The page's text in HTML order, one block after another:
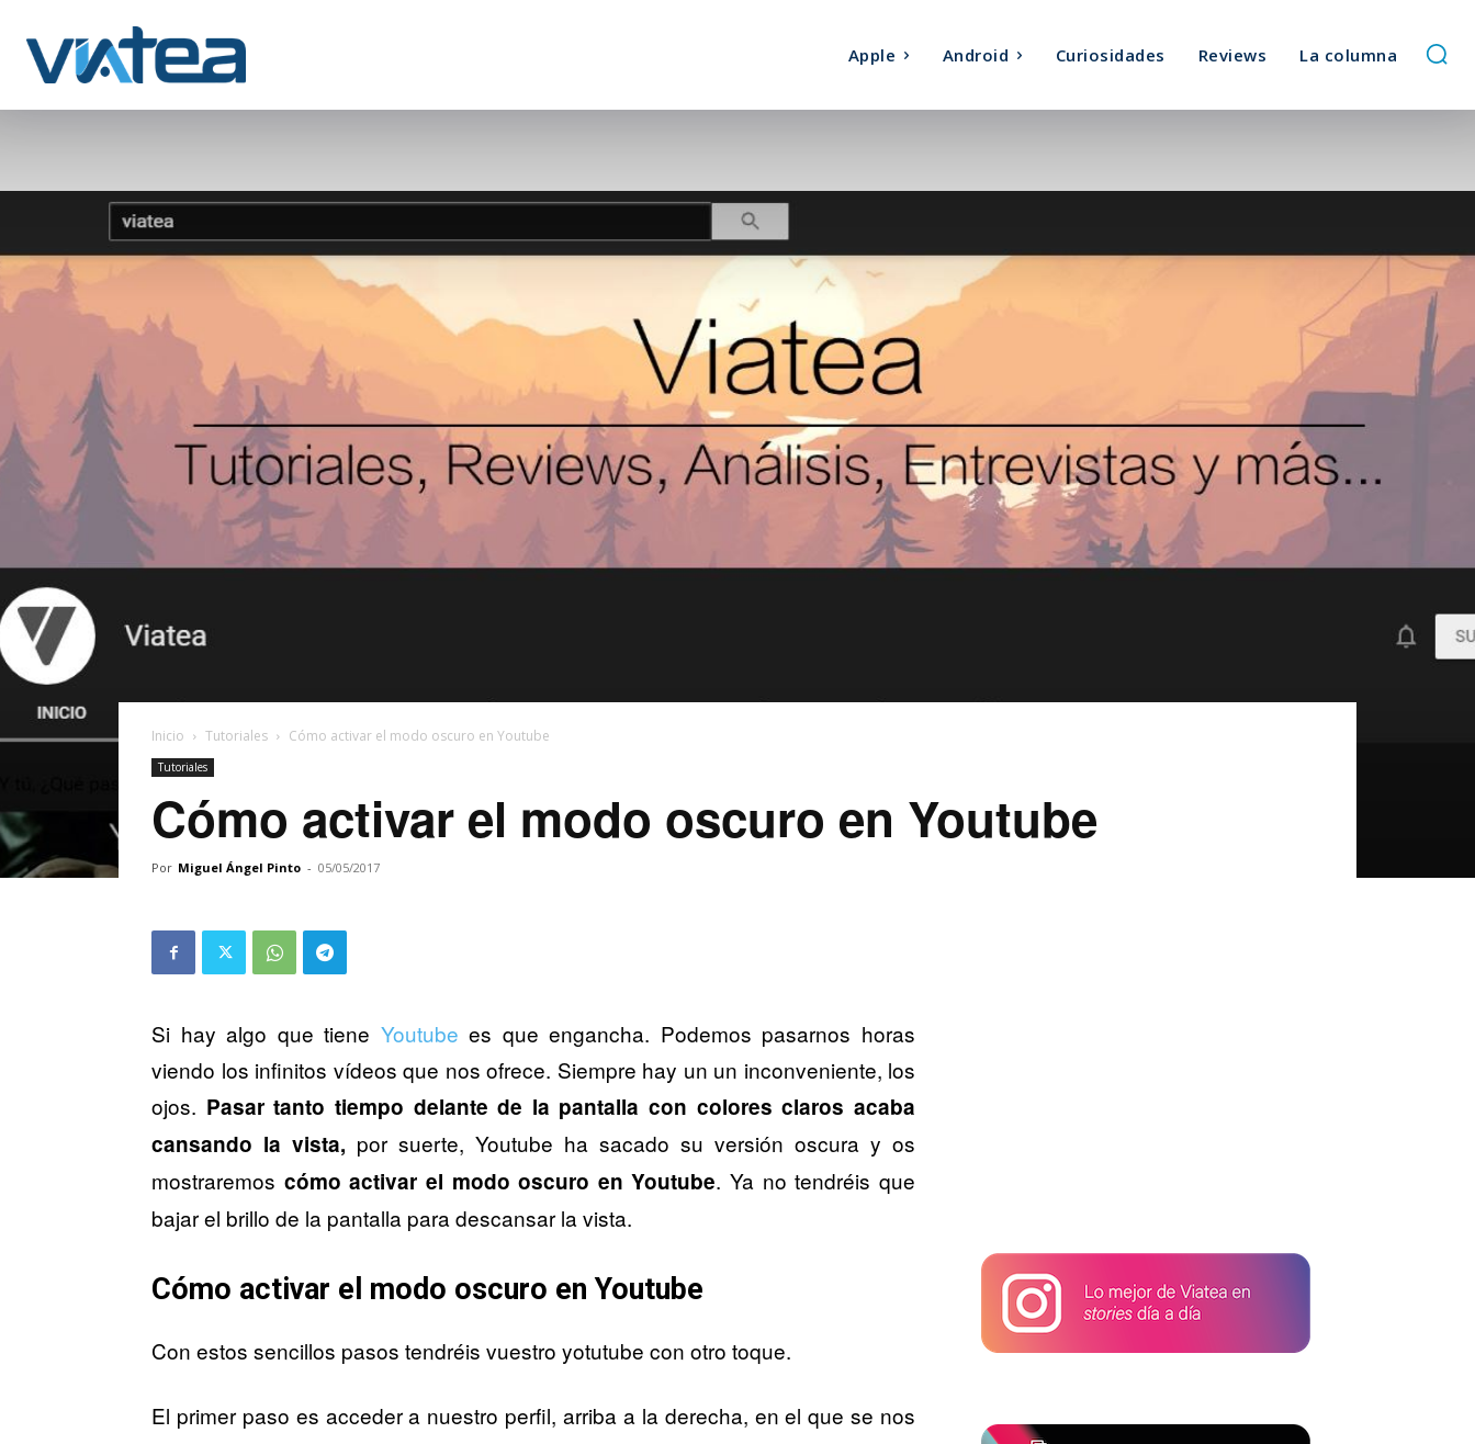
Apple Android Curiosidades Reviews La columna
Inicio Tutoriales Cómo activar el modo oscuro en Youtube
Tutoriales
Cómo activar el modo oscuro en Youtube
Por Miguel Ángel Pinto - 05/05/2017
Si hay algo que tiene Youtubees que engancha. Podemos pasarnos horas
viendo los infinitos vídeos que nos ofrece. Siempre hay un un inconveniente, los
ojos. Pasar tanto tiempo delante de la pantalla con colores claros acaba
cansando la vista, por suerte, Youtube ha sacado su versión oscura y os
mostraremos cómo activar el modo oscuro en Youtube. Ya no tendréis que
bajar el brillo de la pantalla para descansar la vista.
Cómo activar el modo oscuro en Youtube
Con estos sencillos pasos tendréis vuestro yotutube con otro toque.
El primer paso es acceder a nuestro perfil, arriba a la derecha, en el que se nos